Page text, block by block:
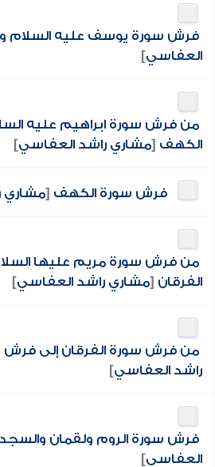
فرش سورة يوسف عليه السلام
العفاسي]
من فرش سورة ابراهيم عليه
الكهف [مشاري راشد العفاسي]
فرش سورة الكهف [مشاري
من فرش سورة مريم عليها
الفرقان [مشاري راشد العفاسي]
من فرش سورة الفرقان إلى فرش
راشد العفاسي]
فرش سورة الروم ولقمان
العفاسي]